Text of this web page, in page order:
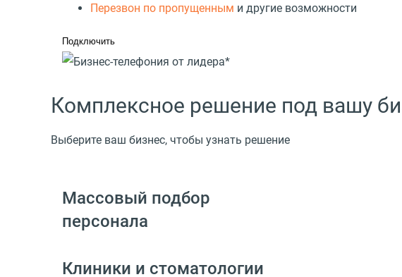
Перезвон по пропущенным и другие возможности
Подключить
Комплексное решение под вашу
Выберите ваш бизнес, чтобы узнать решение
Массовый подбор
персонала
Клиники и стоматологии